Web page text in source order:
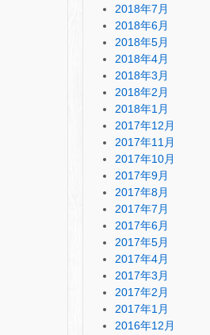
2018年7月
2018年6月
2018年5月
2018年4月
2018年3月
2018年2月
2018年1月
2017年12月
2017年11月
2017年10月
2017年9月
2017年8月
2017年7月
2017年6月
2017年5月
2017年4月
2017年3月
2017年2月
2017年1月
2016年12月